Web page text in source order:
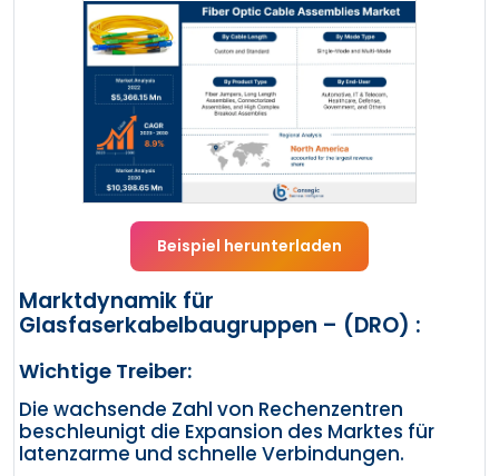
Beispiel herunterladen
Marktdynamik für
Glasfaserkabelbaugruppen – (DRO) :
Wichtige Treiber:
Die wachsende Zahl von Rechenzentren
beschleunigt die Expansion des Marktes für
latenzarme und schnelle Verbindungen.